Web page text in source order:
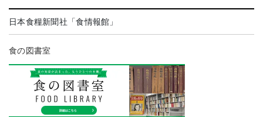
日本食糧新聞社「食情報館」
食の図書室